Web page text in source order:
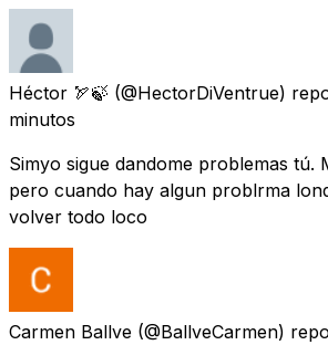
Héctor 🏹🍃 (@HectorDiVentrue)
minutos
Simyo sigue dandome problemas tú.
pero cuando hay algun problrma
volver todo loco
Carmen Ballve (@BallveCarmen)